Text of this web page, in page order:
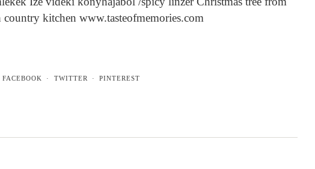
kitchen www.tasteofmemories.com
FACEBOOK TWITTER PINTEREST